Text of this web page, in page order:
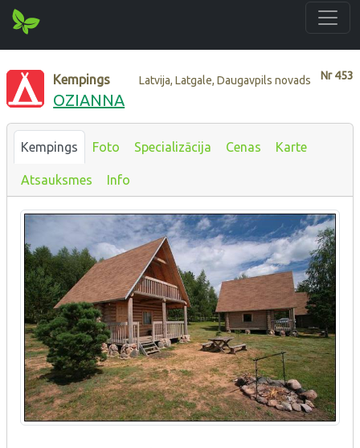
Nr453
Kempings Latvija, Latgale, Daugavpils novads
OZIANNA
Kempings Foto Specializācija Cenas Karte
Atsauksmes Info